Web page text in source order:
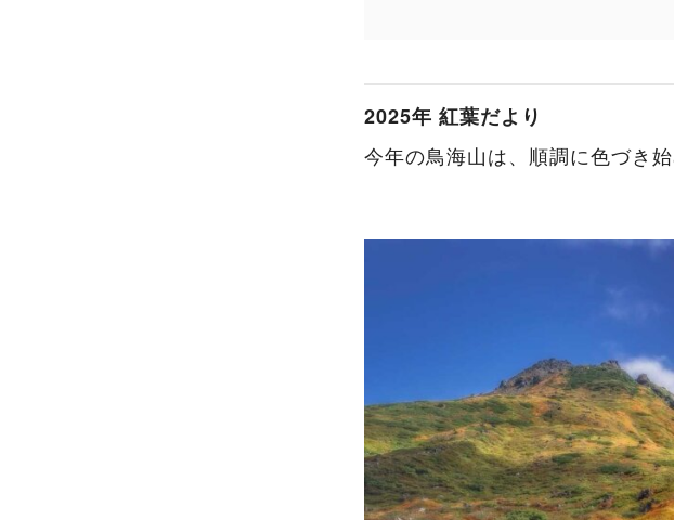
2025年 紅葉だより
今年の鳥海山は、順調に色づき